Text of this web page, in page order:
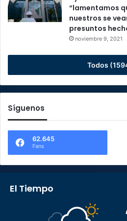
“lamentamos
nuestros se
presuntos
noviembre 9, 2021
Todos
Síguenos
62.645
Fans
El Tiempo